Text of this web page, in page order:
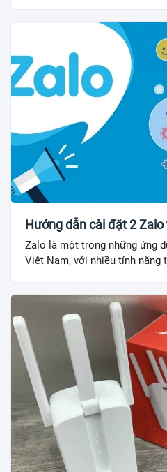
Hướng dẫn cài đặt 2
Zalo là một trong những ứng
Việt Nam, với nhiều tính năng